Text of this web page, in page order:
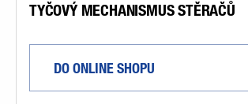
TYČOVÝ MECHANISMUS STĚRAČŮ
DO ONLINE SHOPU